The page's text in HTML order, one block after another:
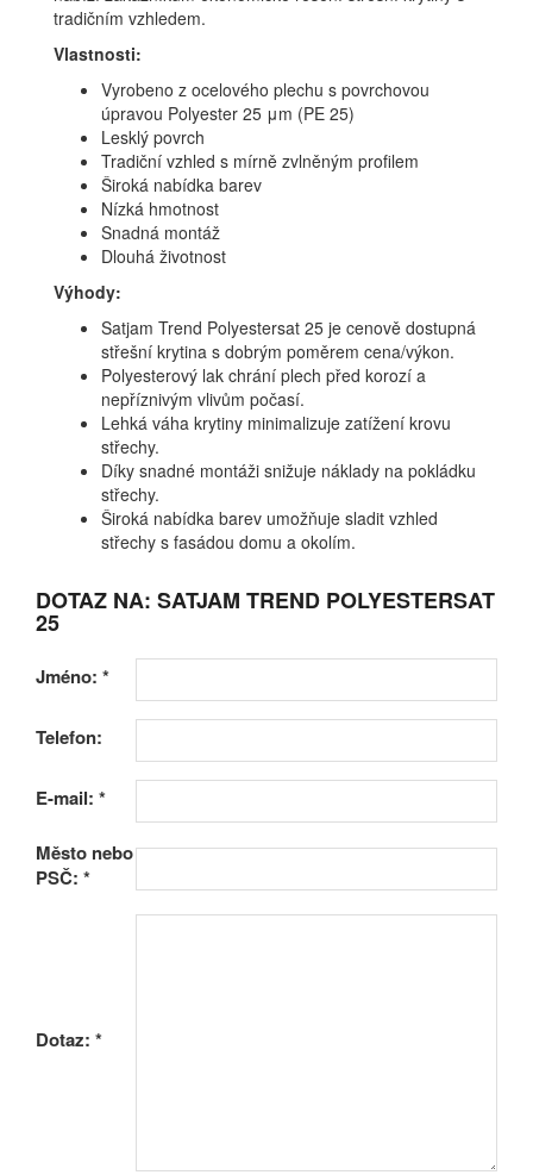
tradičním vzhledem.
Vlastnosti:
Vyrobeno z ocelového plechu s povrchovou
úpravou Polyester 25 μm (PE 25)
Lesklý povrch
Tradiční vzhled s mírně zvlněným profilem
Široká nabídka barev
Nízká hmotnost
Snadná montáž
Dlouhá životnost
Výhody:
Satjam Trend Polyestersat 25 je cenově dostupná
střešní krytina s dobrým poměrem cena/výkon.
Polyesterový lak chrání plech před korozí a
nepříznivým vlivům počasí.
Lehká váha krytiny minimalizuje zatížení krovu
střechy.
Díky snadné montáži snižuje náklady na pokládku
střechy.
Široká nabídka barev umožňuje sladit vzhled
střechy s fasádou domu a okolím.
DOTAZ NA: SATJAM TREND POLYESTERSAT
25
Jméno: *
Telefon:
E-mail: *
Město nebo
PSČ: *
Dotaz: *